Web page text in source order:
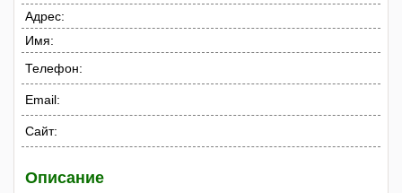
Адрес:
Имя:
Телефон:
Email:
Сайт:
Описание